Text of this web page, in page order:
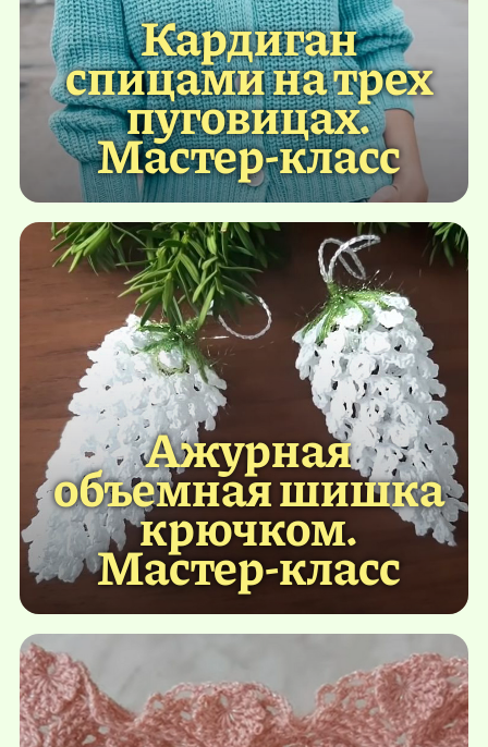
Кардиган
спицами на трех
пуговицах.
Мастер-класс
Ажурная
объемная шишка
крючком.
Мастер-класс